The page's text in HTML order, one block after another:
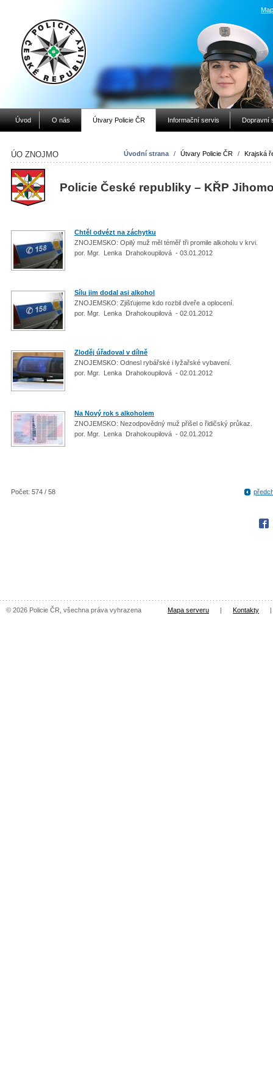
Úvod O nás Útvary Policie ČR Informační servis Dopravní
Úvodní strana / Útvary Policie ČR / Krajská
ÚO ZNOJMO
Policie České republiky – KŘP
Chtěl odvézt na záchytku
ZNOJEMSKO: Opilý muž měl téměř tři promile alkoholu v krvi.
por. Mgr. Lenka Drahokoupilová - 03.01.2012
Sílu jim dodal asi alkohol
ZNOJEMSKO: Zjišťujeme kdo rozbil dveře a oplocení.
por. Mgr. Lenka Drahokoupilová - 02.01.2012
Zloděj úřadoval v dílně
ZNOJEMSKO: Odnesl rybářské i lyžařské vybavení.
por. Mgr. Lenka Drahokoupilová - 02.01.2012
Na Nový rok s alkoholem
ZNOJEMSKO: Nezodpovědný muž přišel o řidičský průkaz.
por. Mgr. Lenka Drahokoupilová - 02.01.2012
Počet: 574 / 58
© 2026 Policie ČR, všechna práva vyhrazena Mapa serveru | Kontakty |